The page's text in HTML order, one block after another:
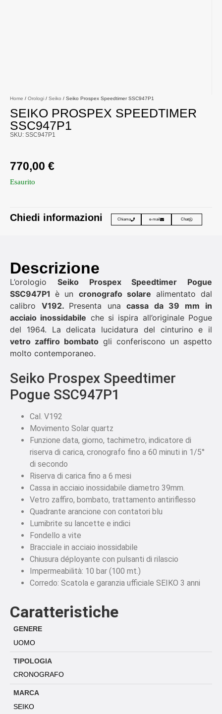
Home / Orologi / Seiko / Seiko Prospex Speedtimer SSC947P1
SEIKO PROSPEX SPEEDTIMER
SSC947P1
SKU: SSC947P1
770,00 €
Esaurito
Chiedi informazioni Chiama e-mail Chat
Descrizione
L’orologio Seiko Prospex Speedtimer Pogue
SSC947P1è un cronografo solare alimentato dal
calibro V192. Presenta una cassa da 39 mm
in
acciaio inossidabile che si ispira all’originale Pogue
del 1964. La delicata lucidatura del cinturino e il
vetro zaffiro bombato gli conferiscono un aspetto
molto contemporaneo.
Seiko Prospex Speedtimer
Pogue SSC947P1
Cal. V192
Movimento Solar quartz
Funzione data, giorno, tachimetro, indicatore di
riserva di carica, cronografo fino a 60 minuti in 1/5°
di secondo
Riserva di carica fino a 6 mesi
Cassa in acciaio inossidabile diametro 39mm.
Vetro zaffiro, bombato, trattamento antiriflesso
Quadrante arancione con contatori blu
Lumibrite su lancette e indici
Fondello a vite
Bracciale in acciaio inossidabile
Chiusura déployante con pulsanti di rilascio
Impermeabilità: 10 bar (100 mt.)
Corredo: Scatola e garanzia ufficiale SEIKO 3 anni
Caratteristiche
GENERE
UOMO
TIPOLOGIA
CRONOGRAFO
MARCA
SEIKO